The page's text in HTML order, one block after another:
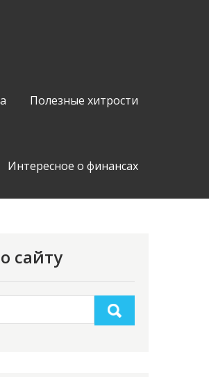
Полезные хитрости
Интересное о финансах
сайту